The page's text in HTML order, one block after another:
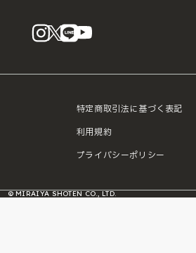
instagram
X LINE
特定商取引法に基づく表記
利用規約
プライバシーポリシー
© MIRAIYA SHOTEN CO., LTD.